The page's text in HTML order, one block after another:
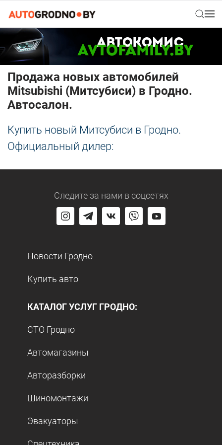
Продажа новых автомобилей
Mitsubishi (Митсубиси) в Гродно.
Автосалон.
Купить новый Митсубиси в Гродно.
Официальный дилер:
Следите за нами в соцсетях
Новости Гродно
Купить авто
КАТАЛОГ УСЛУГ ГРОДНО:
СТО Гродно
Автомагазины
Авторазборки
Шиномонтажи
Эвакуаторы